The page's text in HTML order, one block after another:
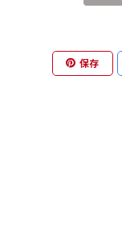
保存